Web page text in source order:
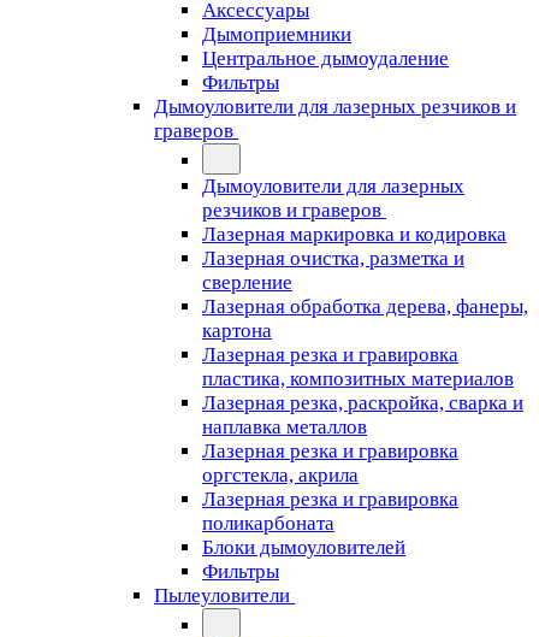
Аксессуары
Дымоприемники
Центральное дымоудаление
Фильтры
Дымоуловители для лазерных резчиков и
граверов
Дымоуловители для лазерных
резчиков и граверов
Лазерная маркировка и кодировка
Лазерная очистка, разметка и
сверление
Лазерная обработка дерева, фанеры,
картона
Лазерная резка и гравировка
пластика, композитных материалов
Лазерная резка, раскройка, сварка и
наплавка металлов
Лазерная резка и гравировка
оргстекла, акрила
Лазерная резка и гравировка
поликарбоната
Блоки дымоуловителей
Фильтры
Пылеуловители